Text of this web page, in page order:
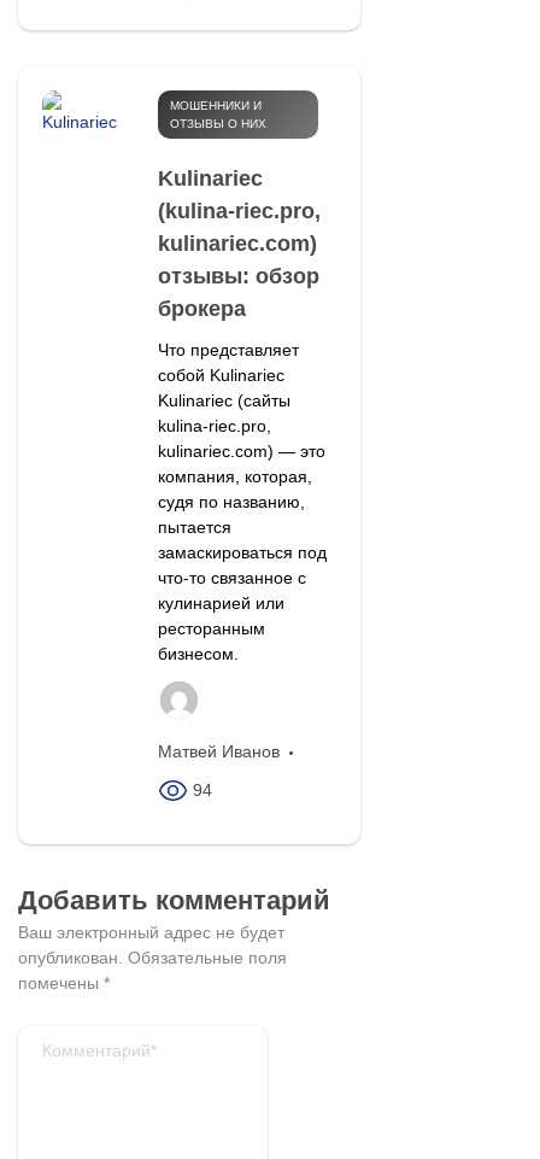
МОШЕННИКИ И
ОТЗЫВЫ О НИХ
Kulinariec
(kulina-riec.pro,
kulinariec.com)
отзывы: обзор
брокера
Что представляет
собой Kulinariec
Kulinariec (сайты
kulina-riec.pro,
kulinariec.com) — это
компания, которая,
судя по названию,
пытается
замаскироваться под
что-то связанное с
кулинарией или
ресторанным
бизнесом.
Матвей Иванов
94
Добавить комментарий
Ваш электронный адрес не будет
опубликован. Обязательные поля
помечены *